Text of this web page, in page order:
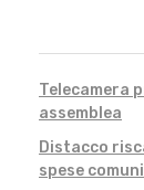
Telecamera
assemblea
Distacco
spese comuni